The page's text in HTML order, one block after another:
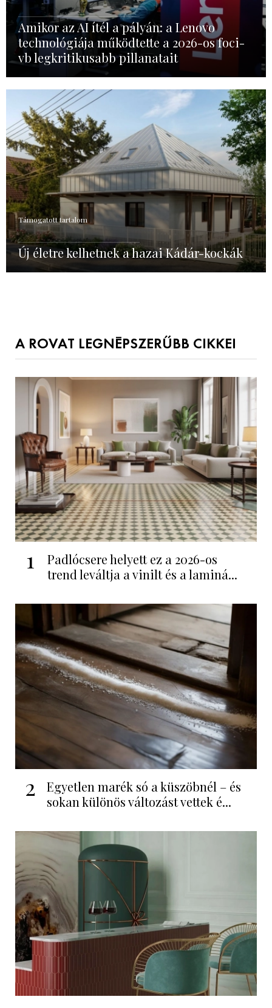
Amikor az AI ítél a pályán: a Lenovo
technológiája működtette a 2026-os foci-
vb legkritikusabb pillanatait
Támogatott tartalom
Új életre kelhetnek a hazai Kádár-kockák
A ROVAT LEGNÉPSZERŰBB CIKKEI
1
Padlócsere helyett ez a 2026-os
trend leváltja a vinilt és a laminá...
2
Egyetlen marék só a küszöbnél – és
sokan különös változást vettek é...